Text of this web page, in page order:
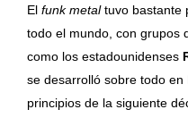
El funk metaltuvo bastante
todo el mundo, con grupos
como los estadounidenses
se desarrolló sobre todo
principios de la siguiente